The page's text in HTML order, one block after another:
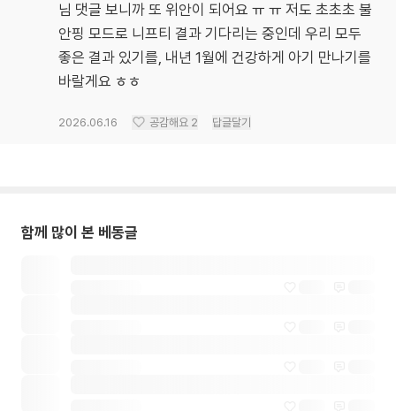
님 댓글 보니까 또 위안이 되어요 ㅠ ㅠ 저도 초초초 불
안핑 모드로 니프티 결과 기다리는 중인데 우리 모두
좋은 결과 있기를, 내년 1월에 건강하게 아기 만나기를
바랄게요 ㅎㅎ
2026.06.16 공감해요 2 답글달기
함께 많이 본 베동글